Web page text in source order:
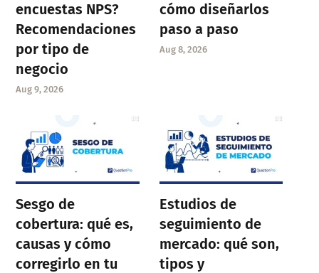
encuestas NPS?
Recomendaciones
por tipo de
negocio
Aug 9, 2026
cómo diseñarlos
paso a paso
Aug 8, 2026
Sesgo de
cobertura: qué es,
causas y cómo
corregirlo en tu
Estudios de
seguimiento de
mercado: qué son,
tipos y